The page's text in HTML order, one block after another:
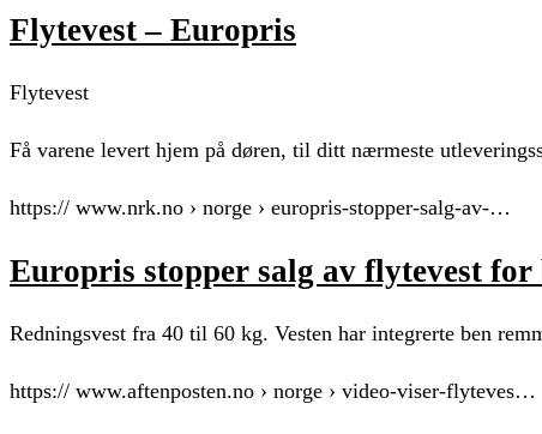
Flytevest – Europris
Flytevest
Få varene levert hjem på døren, til ditt nærmeste
https:// www.nrk.no › norge › europris-stopper-salg-av-…
Europris stopper salg av flytevest
Redningsvest fra 40 til 60 kg. Vesten har integrerte ben
https:// www.aftenposten.no › norge › video-viser-flyteves…